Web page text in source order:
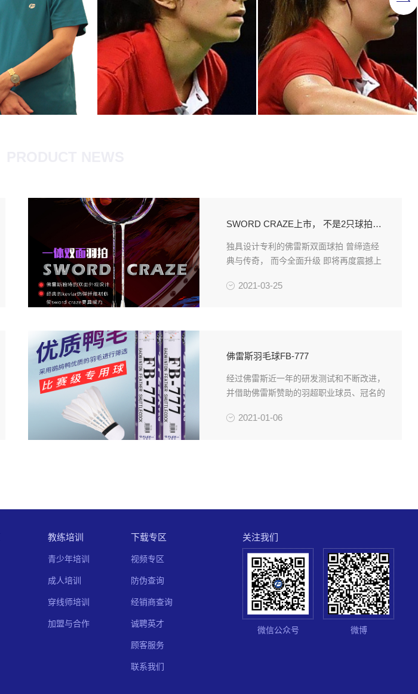
SWORD CRAZE上市， 不是2只球拍！你看明白了吗？
独具设计专利的佛雷斯双面球拍 曾缔造经
典与传奇， 而今全面升级 即将再度震撼上
2021-03-25
佛雷斯羽毛球FB-777
经过佛雷斯近一年的研发测试和不断改进，
并借助佛雷斯赞助的羽超职业球员、冠名的
试，佛雷斯全新FB-777羽毛球于2020年12
2021-01-06
关注我们
微信公众号 微博
教练培训
青少年培训
成人培训
穿线师培训
加盟与合作
下载专区
视频专区
防伪查询
经销商查询
诚聘英才
顾客服务
联系我们